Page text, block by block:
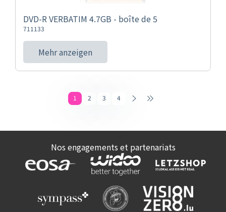
DVD-R VERBATIM 4.7GB - boîte de 5
711133
Mehr anzeigen
1 2 3 4
Nos engagements et partenariats